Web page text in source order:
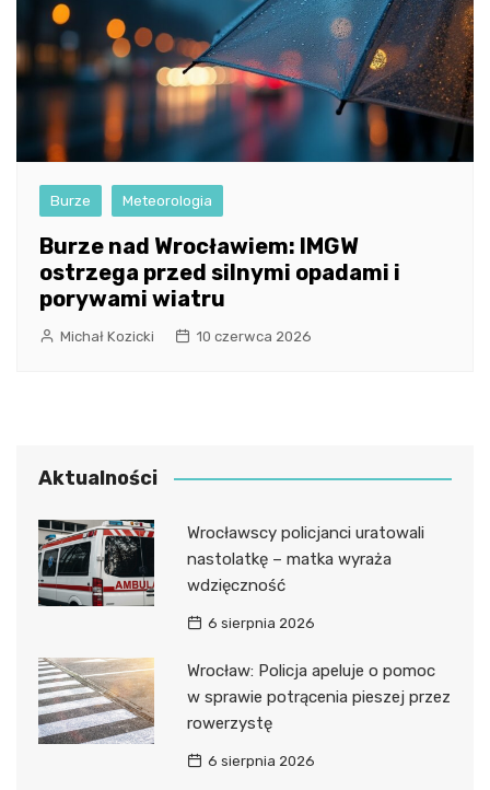
Burze Meteorologia
Burze nad Wrocławiem: IMGW
ostrzega przed silnymi opadami i
porywami wiatru
Michał Kozicki 10 czerwca 2026
Aktualności
Wrocławscy policjanci uratowali
nastolatkę – matka wyraża
wdzięczność
6 sierpnia 2026
Wrocław: Policja apeluje o pomoc
w sprawie potrącenia pieszej przez
rowerzystę
6 sierpnia 2026